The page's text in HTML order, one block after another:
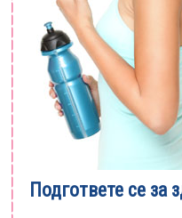
Подгответе се за